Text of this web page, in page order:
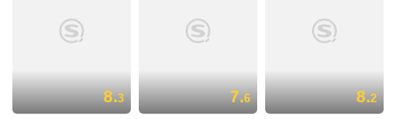
8.3 7.6 8.2